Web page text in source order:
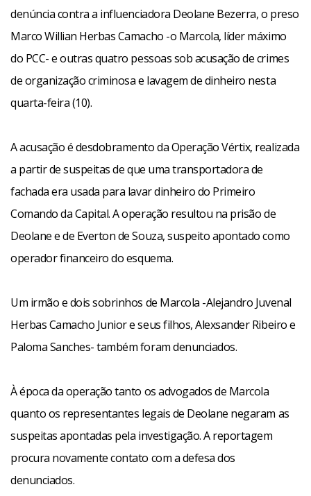
denúncia contra a influenciadora Deolane Bezerra, o preso
Marco Willian Herbas Camacho -o Marcola, líder máximo
do PCC- e outras quatro pessoas sob acusação de crimes
de organização criminosa e lavagem de dinheiro nesta
quarta-feira (10).
A acusação é desdobramento da Operação Vértix, realizada
a partir de suspeitas de que uma transportadora de
fachada era usada para lavar dinheiro do Primeiro
Comando da Capital. A operação resultou na prisão de
Deolane e de Everton de Souza, suspeito apontado como
operador financeiro do esquema.
Um irmão e dois sobrinhos de Marcola -Alejandro Juvenal
Herbas Camacho Junior e seus filhos, Alexsander Ribeiro e
Paloma Sanches- também foram denunciados.
À época da operação tanto os advogados de Marcola
quanto os representantes legais de Deolane negaram as
suspeitas apontadas pela investigação. A reportagem
procura novamente contato com a defesa dos
denunciados.